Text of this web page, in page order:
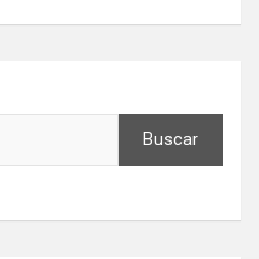
Buscar